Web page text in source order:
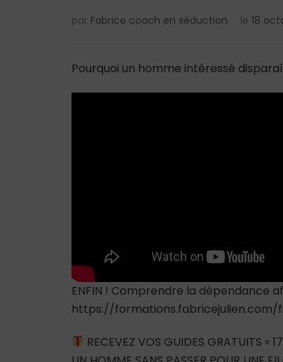
par Fabrice coach en séduction le 18
Pourquoi un homme intéressé
ENFIN ! Comprendre la dépendance
https://
RECEVEZ VOS GUIDES GRATUITS «